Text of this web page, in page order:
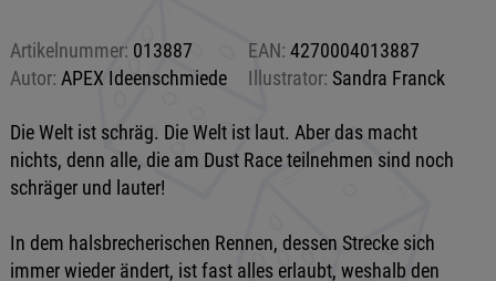
Artikelnummer: 013887 EAN: 4270004013887
Autor: APEX Ideenschmiede Illustrator: Sandra Franck
Die Welt ist schräg. Die Welt ist laut. Aber das macht
nichts, denn alle, die am Dust Race teilnehmen sind noch
schräger und lauter!
In dem halsbrecherischen Rennen, dessen Strecke sich
immer wieder ändert, ist fast alles erlaubt, weshalb den